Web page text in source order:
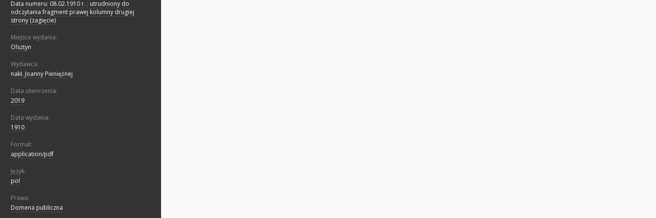
Data numeru: 08.02.1910 r. ; utrudniony do
odczytania fragment prawej kolumny drugiej
strony (zagięcie)
Miejsce wydania:
Olsztyn
Wydawca:
nakł. Joanny Pieniężnej
Data utworzenia:
2019
Data wydania:
1910
Format:
application/pdf
Język:
pol
Prawa:
Domena publiczna